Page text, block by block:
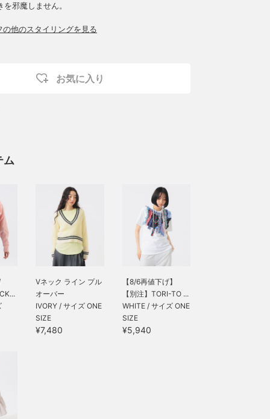
邪魔しません。
の他のスタイリングを見る
お気に入り
ム
Vネック ライン プル
オーバー
IVORY / サイズ ONE
SIZE
¥7,480
【8/6再値下げ】
【別注】TORI-TO ...
WHITE / サイズ ONE
SIZE
¥5,940